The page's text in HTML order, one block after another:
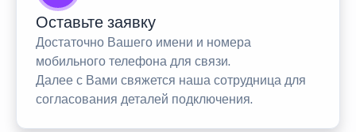
Оставьте заявку
Достаточно Вашего имени и номера
мобильного телефона для связи.
Далее с Вами свяжется наша сотрудница для
согласования деталей подключения.